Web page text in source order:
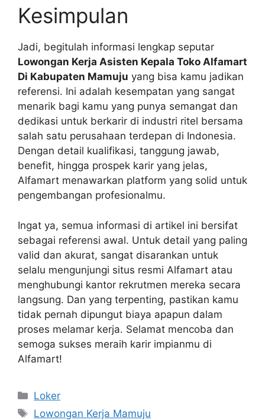
Kesimpulan
Jadi, begitulah informasi lengkap seputar
Lowongan Kerja Asisten Kepala Toko Alfamart
Di Kabupaten Mamuju yang bisa kamu jadikan
referensi. Ini adalah kesempatan yang sangat
menarik bagi kamu yang punya semangat dan
dedikasi untuk berkarir di industri ritel bersama
salah satu perusahaan terdepan di Indonesia.
Dengan detail kualifikasi, tanggung jawab,
benefit, hingga prospek karir yang jelas,
Alfamart menawarkan platform yang solid untuk
pengembangan profesionalmu.
Ingat ya, semua informasi di artikel ini bersifat
sebagai referensi awal. Untuk detail yang paling
valid dan akurat, sangat disarankan untuk
selalu mengunjungi situs resmi Alfamart atau
menghubungi kantor rekrutmen mereka secara
langsung. Dan yang terpenting, pastikan kamu
tidak pernah dipungut biaya apapun dalam
proses melamar kerja. Selamat mencoba dan
semoga sukses meraih karir impianmu di
Alfamart!
Kategori
Loker
Tag
Lowongan Kerja Mamuju